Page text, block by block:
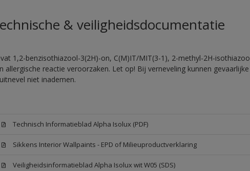
& veiligheidsdocumentatie
1,2-benzisothiazool-3(2H)-on, C(M)IT/MIT(3-1), 2-methyl-2H-
allergische reactie veroorzaken. Let op! Bij verneveling kunnen
niet inademen.
Technisch Informatieblad Alpha Isolux (PDF)
Sikkens Interior Wallpaints - EPD of Milieuproductverklaring
Veiligheidsinformatieblad Alpha Isolux wit W05 (SDS)